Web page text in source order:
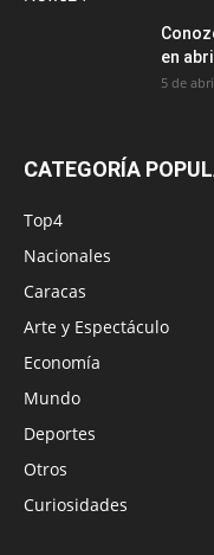
en abril
5 de
CATEGORÍA
Top4
Nacionales
Caracas
Arte y Espectáculo
Economía
Mundo
Deportes
Otros
Curiosidades